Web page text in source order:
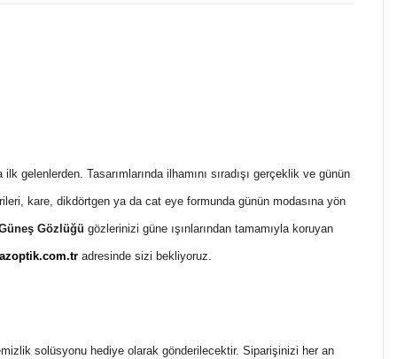
gelenlerden. Tasarımlarında ilhamını sıradışı gerçeklik ve günün
kare, dikdörtgen ya da cat eye formunda günün modasına yön
Gözlüğü gözlerinizi güne ışınlarından tamamıyla koruyan
adresinde sizi bekliyoruz.
solüsyonu hediye olarak gönderilecektir. Siparişinizi her an